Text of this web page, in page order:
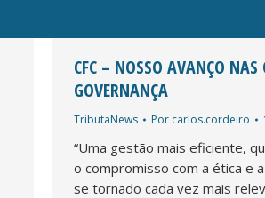
CFC – NOSSO AVANÇO NAS
GOVERNANÇA
TributaNews Por carlos.cordeiro
“Uma gestão mais eficiente,
o compromisso com a ética e
se tornado cada vez mais